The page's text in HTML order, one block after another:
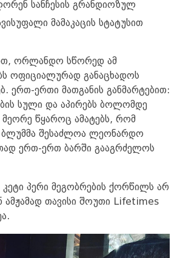
სანჩესის გრანდიოზულ
მამაკაცის სტატუსით
ორლანდო სწორედ ამ
ოფიციალურად განაცხადოს
ერთ-ერთი მათგანის განმარტებით:
სული და აპირებს ბოლომდე
წყაროც ამატებს, რომ
ბლუმმა შესაძლოა ლეონარდო
ერთ-ერთ ბარში გააგრძელოს
კეტი პერი მეგობრების ქორწილს არ
ამჟამად თავისი შოუთი Lifetimes